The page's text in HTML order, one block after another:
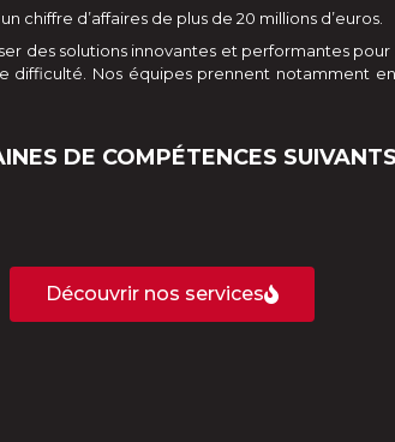
chiffre d’affaires de plus de 20 millions d’euros.
des solutions innovantes et performantes pour
Nos équipes prennent notamment
DE COMPÉTENCES
Découvrir nos services